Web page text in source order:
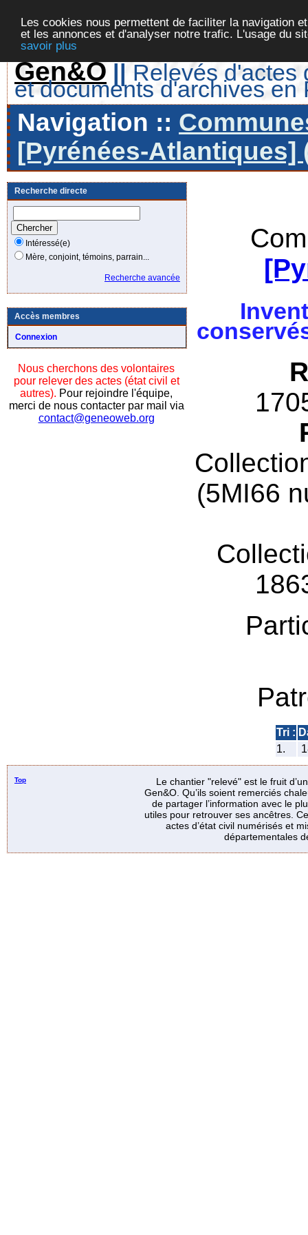
Les cookies nous permettent de faciliter la navigation
et les annonces et d'analyser notre trafic. L'usage du
savoir plus
Gen&O || Relevés d'actes
et documents d'archives en
Navigation ::
[Pyrénées-Atlantiques]
Recherche directe
Intéressé(e)
Mère, conjoint, témoins, parrain...
Recherche avancée
Accès membres
Connexion
Nous cherchons des volontaires
pour relever des actes (état civil et
autres). Pour rejoindre l'équipe,
merci de nous contacter par mail via
contact@geneoweb.org
(5MI66
Tri :
1.
Top
Le chantier "relevé" est le fruit
Gen&O. Qu’ils soient remerciés
de partager l’information avec le
utiles pour retrouver ses ancêtres.
actes d’état civil numérisés et
départementales